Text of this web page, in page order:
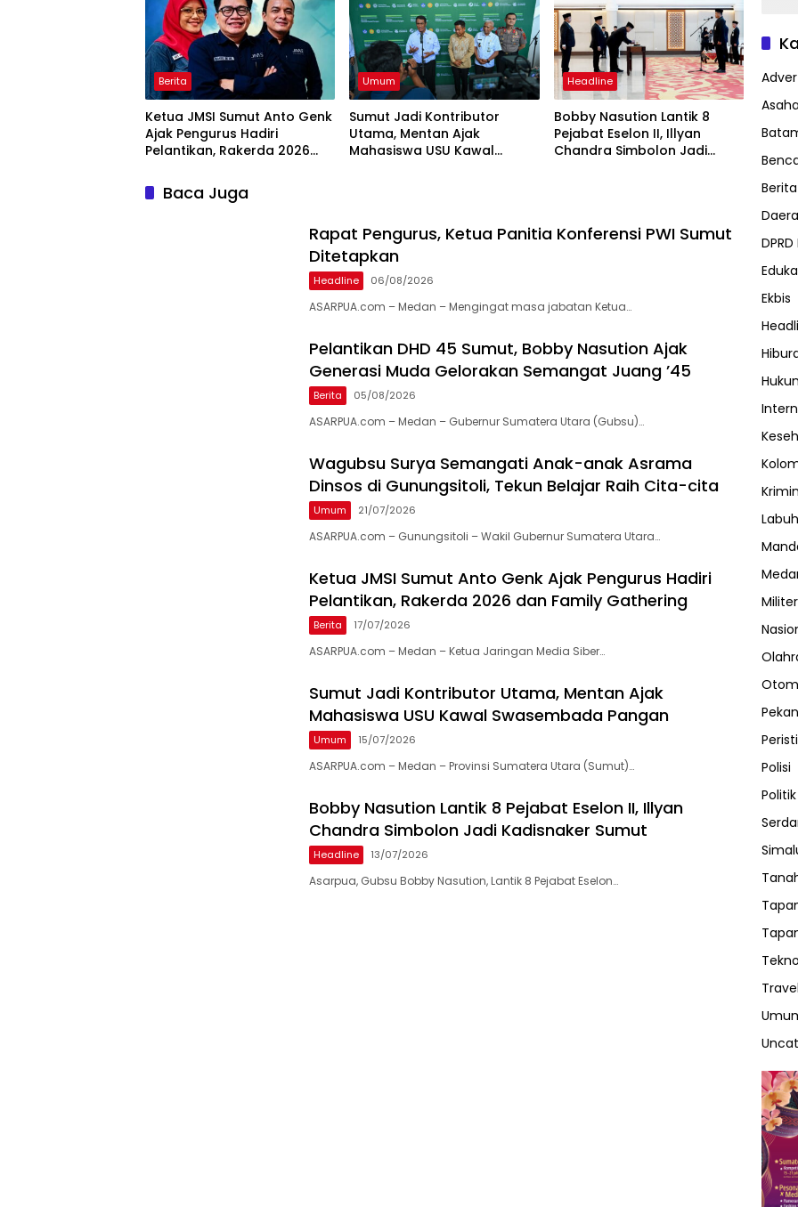
Berita
Ketua JMSI Sumut Anto Genk
Ajak Pengurus Hadiri
Pelantikan, Rakerda 2026
Umum
Sumut Jadi Kontributor
Utama, Mentan Ajak
Mahasiswa USU Kawal
Headline
Bobby Nasution Lantik 8
Pejabat Eselon II, Illyan
Chandra Simbolon Jadi
Baca Juga
Rapat Pengurus, Ketua Panitia Konferensi PWI Sumut
Ditetapkan
Headline 06/08/2026
ASARPUA.com – Medan – Mengingat masa jabatan Ketua…
Pelantikan DHD 45 Sumut, Bobby Nasution Ajak
Generasi Muda Gelorakan Semangat Juang ’45
Berita 05/08/2026
ASARPUA.com – Medan – Gubernur Sumatera Utara (Gubsu)…
Wagubsu Surya Semangati Anak-anak Asrama
Dinsos di Gunungsitoli, Tekun Belajar Raih Cita-cita
Umum 21/07/2026
ASARPUA.com – Gunungsitoli – Wakil Gubernur Sumatera Utara…
Ketua JMSI Sumut Anto Genk Ajak Pengurus Hadiri
Pelantikan, Rakerda 2026 dan Family Gathering
Berita 17/07/2026
ASARPUA.com – Medan – Ketua Jaringan Media Siber…
Sumut Jadi Kontributor Utama, Mentan Ajak
Mahasiswa USU Kawal Swasembada Pangan
Umum 15/07/2026
ASARPUA.com – Medan – Provinsi Sumatera Utara (Sumut)…
Bobby Nasution Lantik 8 Pejabat Eselon II, Illyan
Chandra Simbolon Jadi Kadisnaker Sumut
Headline 13/07/2026
Asarpua, Gubsu Bobby Nasution, Lantik 8 Pejabat Eselon…
Berita
Ekbis
Militer
Polisi
Politik
Travel